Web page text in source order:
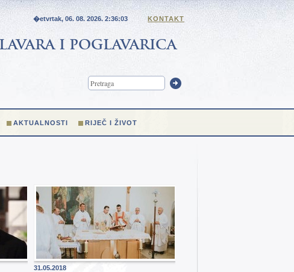
I POGLAVARICA
�etvrtak, 06. 08. 2026. 2:36:04 KONTAKT
AKTUALNOSTI RIJEČ I ŽIVOT
31.05.2018